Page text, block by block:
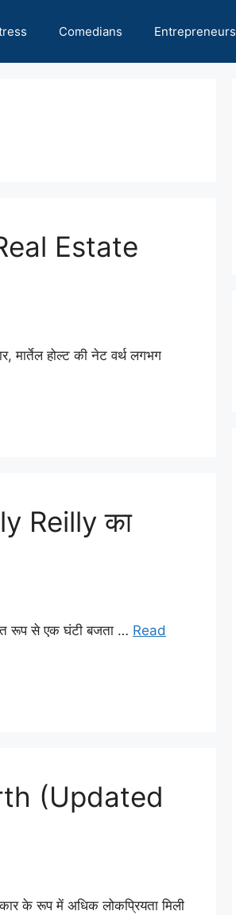
Comedians Entrepreneurs
Estate
होल्ट की नेट वर्थ लगभग
Reilly का
रूप से एक घंटी बजता … Read
(Updated
के रूप में अधिक लोकप्रियता मिली